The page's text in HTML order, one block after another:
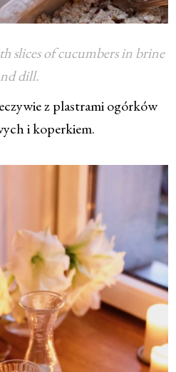
slices of cucumbers in brine
dill.
z plastrami ogórków
i koperkiem.